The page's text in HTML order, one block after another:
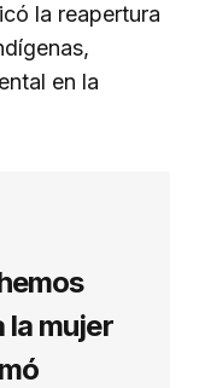
la reapertura
en la
la mujer